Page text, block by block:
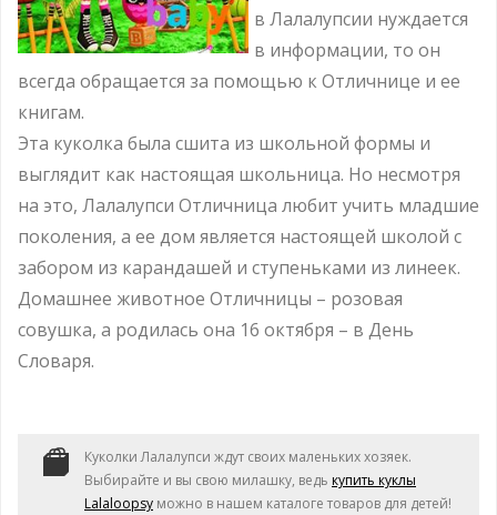
в Лалалупсии нуждается
в информации, то он
всегда обращается за помощью к Отличнице и ее
книгам.
Эта куколка была сшита из школьной формы и
выглядит как настоящая школьница. Но несмотря
на это, Лалалупси Отличница любит учить младшие
поколения, а ее дом является настоящей школой с
забором из карандашей и ступеньками из линеек.
Домашнее животное Отличницы – розовая
совушка, а родилась она 16 октября – в День
Словаря.
Куколки Лалалупси ждут своих маленьких хозяек.
Выбирайте и вы свою милашку, ведь купить куклы
Lalaloopsy можно в нашем каталоге товаров для детей!